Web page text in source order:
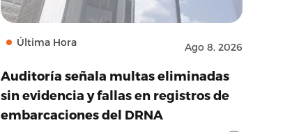
Última Hora Ago 8, 2026
Auditoría señala multas eliminadas
sin evidencia y fallas en registros de
embarcaciones del DRNA